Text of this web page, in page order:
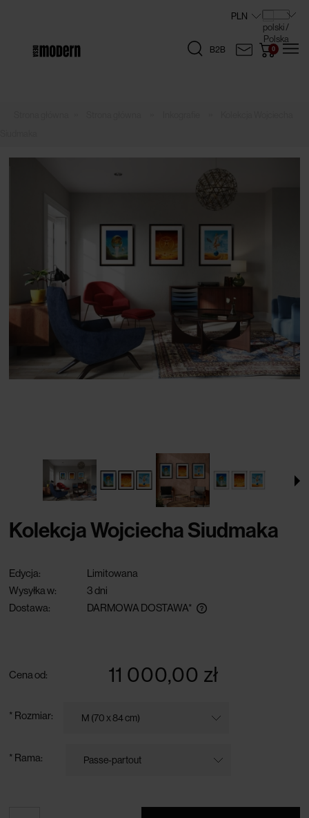
B2B
Kolekcja Wojciecha Siudmaka
Edycja:
Limitowana
Wysyłka w:
3 dni
Dostawa:
DARMOWA DOSTAWA*
Cena od: 11 000,00 zł
* Rozmiar:
* Rama: